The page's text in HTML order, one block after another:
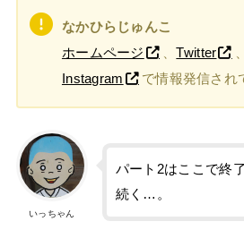
なかひらじゅんこ
ホームページ
、Twitter
Instagram
で情報発信され
いっちゃん
パート2はここで終
続く…。